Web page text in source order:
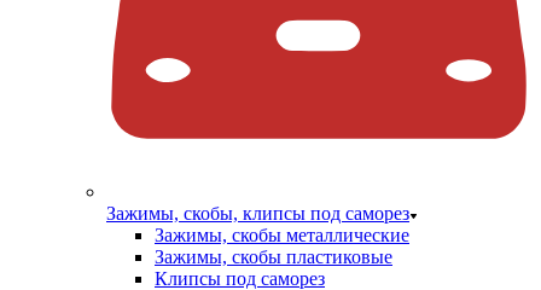
Зажимы, скобы, клипсы под саморез
Зажимы, скобы металлические
Зажимы, скобы пластиковые
Клипсы под саморез